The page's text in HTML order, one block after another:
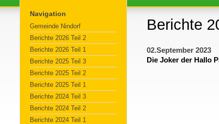
Navigation
Gemeinde Nindorf
Berichte 2026 Teil 2
Berichte 2026 Teil 1
Berichte 2025 Teil 3
Berichte 2025 Teil 2
Berichte 2025 Teil 1
Berichte 2024 Teil 3
Berichte 2024 Teil 2
Berichte 2024 Teil 1
Berichte
02.September 2023
Die Joker der Hallo